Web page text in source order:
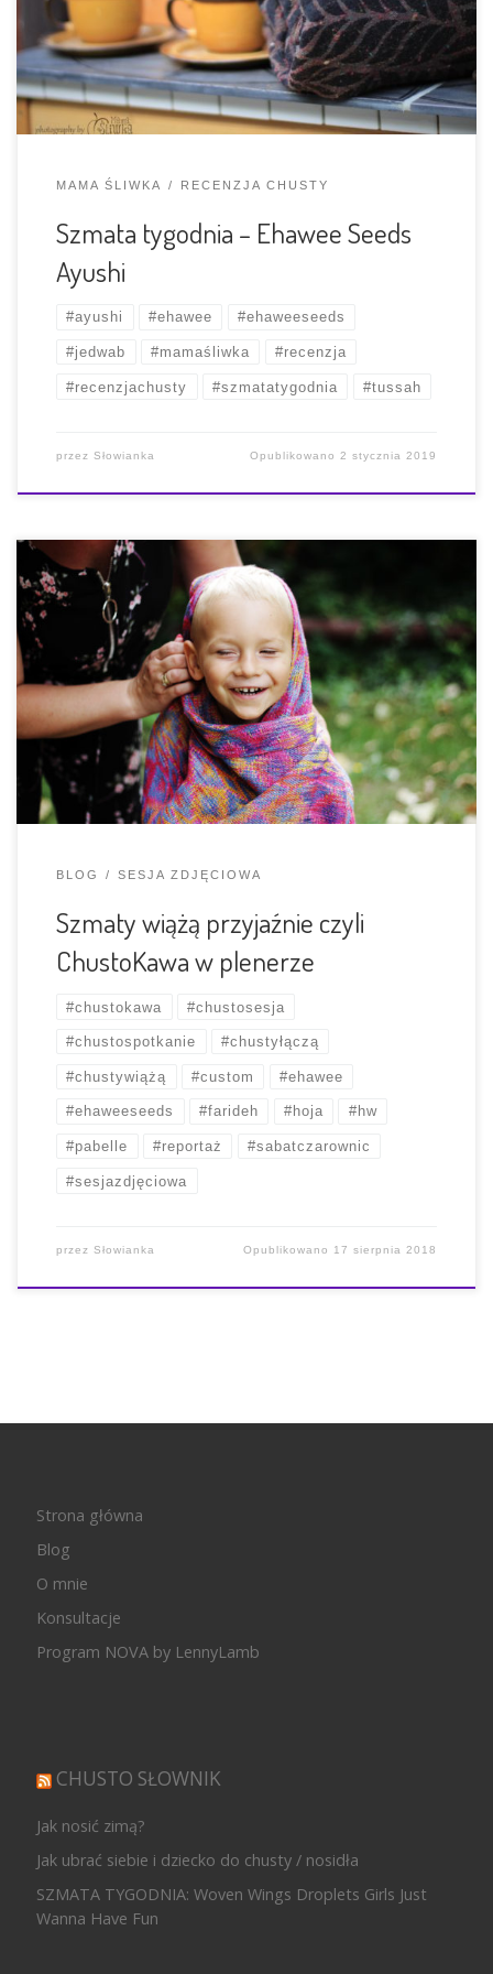
toddlerze. Mimo, że patrzenie na nią sprawiało mi
ewidentną przyjemność, nie byłam w stanie przeskoczyć
tego, […]
MAMA ŚLIWKA RECENZJA CHUSTY
Szmata tygodnia – Ehawee Seeds
Ayushi
#ayushi #ehawee #ehaweeseeds
#jedwab #mamaśliwka #recenzja
#recenzjachusty #szmatatygodnia #tussah
przez Słowianka Opublikowano2 stycznia 2019
Chusty łączą ! Gdyby nie lokalna grupa Chustomam, mój
urlop macierzyński byłby nudny jak flaki z olejem. Mam
wielkie szczęście, że poznałam tak wyjątkowe Świrki.
Nasze spotkania to zawsze okazja do pomacania i
obftotografowania prawdziwych tkanych perełek.
Zawsze jest kupa śmiechu, są plotki i ploteczki. Chusty
plączą się pod nogami, […]
BLOG SESJA ZDJĘCIOWA
Szmaty wiążą przyjaźnie czyli
ChustoKawa w plenerze
#chustokawa #chustosesja
#chustospotkanie #chustyłączą
#chustywiążą #custom #ehawee
#ehaweeseeds #farideh #hoja #hw
#pabelle #reportaż #sabatczarownic
#sesjazdjęciowa
przez Słowianka Opublikowano 17 sierpnia 2018
Strona główna
Blog
O mnie
Konsultacje
Program NOVA by LennyLamb
CHUSTO SŁOWNIK
Jak nosić zimą?
Jak ubrać siebie i dziecko do chusty / nosidła
SZMATA TYGODNIA: Woven Wings Droplets Girls Just
Wanna Have Fun